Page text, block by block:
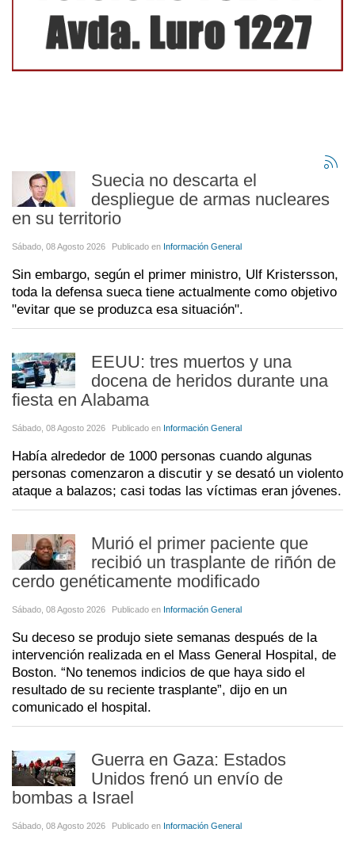
Suecia no descarta el
despliegue de armas nucleares
en su territorio
Sábado, 08 Agosto 2026 Publicado en Información General
Sin embargo, según el primer ministro, Ulf Kristersson,
toda la defensa sueca tiene actualmente como objetivo
"evitar que se produzca esa situación".
EEUU: tres muertos y una
docena de heridos durante una
fiesta en Alabama
Sábado, 08 Agosto 2026 Publicado en Información General
Había alrededor de 1000 personas cuando algunas
personas comenzaron a discutir y se desató un violento
ataque a balazos; casi todas las víctimas eran jóvenes.
Murió el primer paciente que
recibió un trasplante de riñón de
cerdo genéticamente modificado
Sábado, 08 Agosto 2026 Publicado en Información General
Su deceso se produjo siete semanas después de la
intervención realizada en el Mass General Hospital, de
Boston. “No tenemos indicios de que haya sido el
resultado de su reciente trasplante”, dijo en un
comunicado el hospital.
Guerra en Gaza: Estados
Unidos frenó un envío de
bombas a Israel
Sábado, 08 Agosto 2026 Publicado en Información General